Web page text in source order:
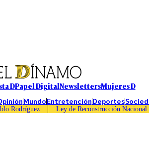
DPapel DigitalNewslettersMujeres D
MundoEntretenciónDeportes
Rodríguez Ley de Reconstrucción Nacional